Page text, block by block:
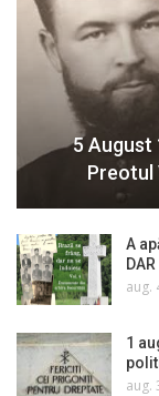
5 August
Preotul
A
aug.
1
aug.